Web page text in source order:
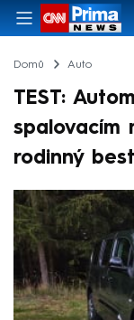
Domů Auto
TEST:
spalovacím
rodinný